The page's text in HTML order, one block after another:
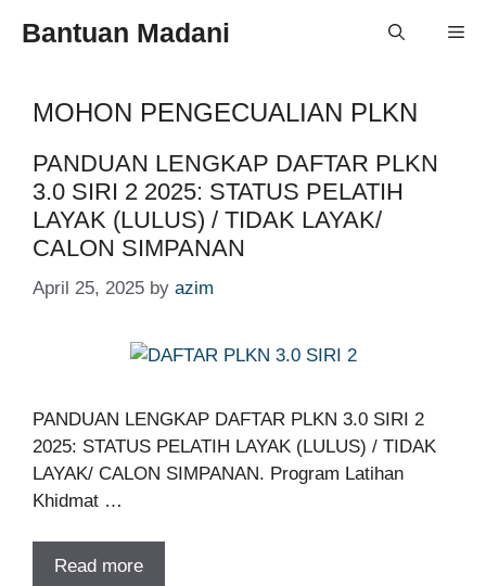
Bantuan Madani
MOHON PENGECUALIAN PLKN
PANDUAN LENGKAP DAFTAR PLKN
3.0 SIRI 2 2025: STATUS PELATIH
LAYAK (LULUS) / TIDAK LAYAK/
CALON SIMPANAN
April 25, 2025 by azim
PANDUAN LENGKAP DAFTAR PLKN 3.0 SIRI 2
2025: STATUS PELATIH LAYAK (LULUS) / TIDAK
LAYAK/ CALON SIMPANAN. Program Latihan
Khidmat …
Read more